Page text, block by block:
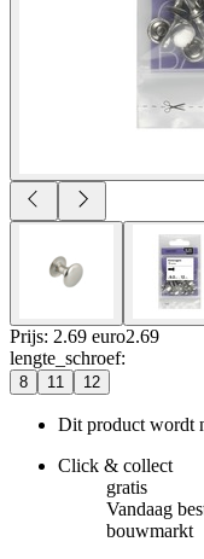
Prijs: 2.69 euro2.69
lengte_schroef:
8 11 12
Dit product wordt
Click & collect
gratis
Vandaag
bouwmarkt